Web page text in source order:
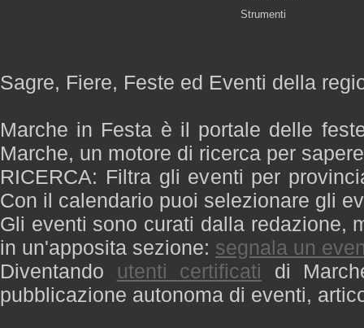
Strumenti
Sagre, Fiere, Feste ed Eventi della
Marche in Festa è il portale delle
Marche, un motore di ricerca per
RICERCA: Filtra gli eventi per
Con il calendario puoi selezionare gli
Gli eventi sono curati dalla redazione,
in un'apposita sezione: segnala un
Diventando utenti certificati di
pubblicazione autonoma di eventi,